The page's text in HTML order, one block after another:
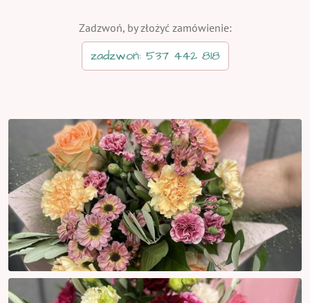
Zadzwoń, by złożyć zamówienie:
zadzwoń: 537 442 818